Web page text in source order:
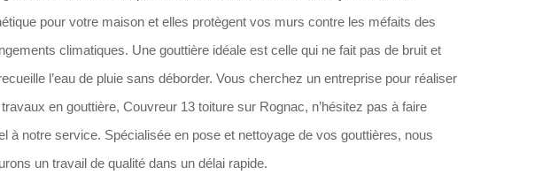
pour votre maison et elles protègent vos murs contre les méfaits des
climatiques. Une gouttière idéale est celle qui ne fait pas de bruit et
l’eau de pluie sans déborder. Vous cherchez un entreprise pour réaliser
en gouttière, Couvreur 13 toiture sur Rognac, n’hésitez pas à faire
à notre service. Spécialisée en pose et nettoyage de vos gouttières, nous
un travail de qualité dans un délai rapide.